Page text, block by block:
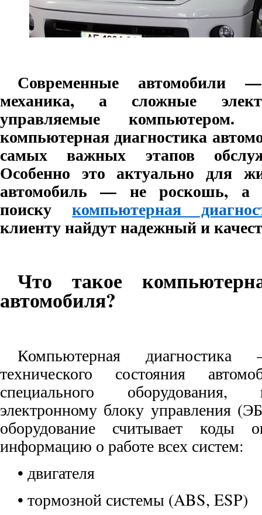
Современные
механика, а сложные
управляемые
компьютерная диагностика
самых важных этапов
Особенно это актуально для
автомобиль — не роскошь, а
поискукомпьютерная
клиенту найдут надежный и
Что такое
автомобиля?
Компьютерная
технического состояния
специального
электронному блоку управления
оборудование считывает коды
информацию о работе всех систем:
• двигателя
• тормозной системы (ABS, ESP)